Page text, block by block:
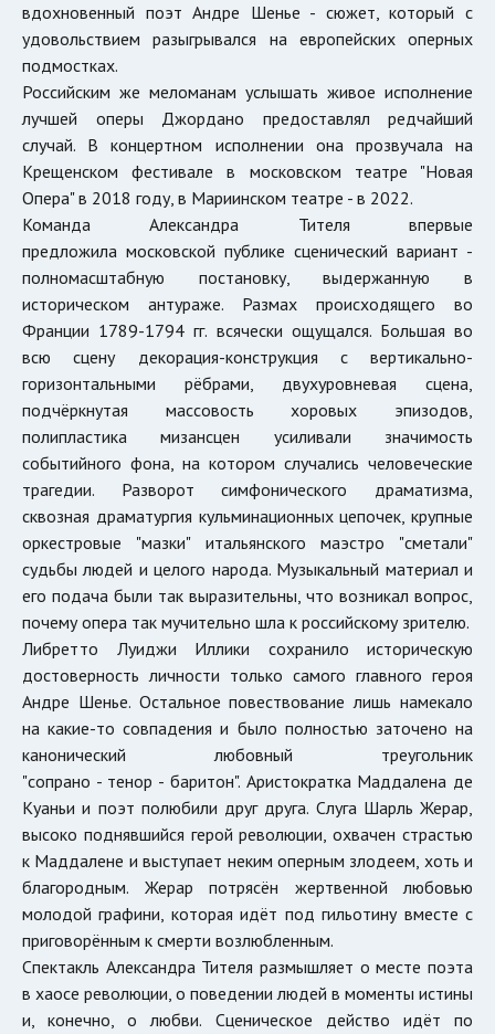
вдохновенный поэт Андре Шенье - сюжет, который с
удовольствием разыгрывался на европейских оперных
подмостках.
Российским же меломанам услышать живое исполнение
лучшей оперы Джордано предоставлял редчайший
случай. В концертном исполнении она прозвучала на
Крещенском фестивале в московском театре "Новая
Опера" в 2018 году, в Мариинском театре - в 2022.
Команда Александра Тителя впервые
предложила московской публике сценический вариант -
полномасштабную постановку, выдержанную в
историческом антураже. Размах происходящего во
Франции 1789-1794 гг. всячески ощущался. Большая во
всю сцену декорация-конструкция с вертикально-
горизонтальными рёбрами, двухуровневая сцена,
подчёркнутая массовость хоровых эпизодов,
полипластика мизансцен усиливали значимость
событийного фона, на котором случались человеческие
трагедии. Разворот симфонического драматизма,
сквозная драматургия кульминационных цепочек, крупные
оркестровые "мазки" итальянского маэстро "сметали"
судьбы людей и целого народа. Музыкальный материал и
его подача были так выразительны, что возникал вопрос,
почему опера так мучительно шла к российскому зрителю.
Либретто Луиджи Иллики сохранило историческую
достоверность личности только самого главного героя
Андре Шенье. Остальное повествование лишь намекало
на какие-то совпадения и было полностью заточено на
канонический любовный треугольник
"сопрано - тенор - баритон". Аристократка Маддалена де
Куаньи и поэт полюбили друг друга. Слуга Шарль Жерар,
высоко поднявшийся герой революции, охвачен страстью
к Маддалене и выступает неким оперным злодеем, хоть и
благородным. Жерар потрясён жертвенной любовью
молодой графини, которая идёт под гильотину вместе с
приговорённым к смерти возлюбленным.
Спектакль Александра Тителя размышляет о месте поэта
в хаосе революции, о поведении людей в моменты истины
и, конечно, о любви. Сценическое действо идёт по